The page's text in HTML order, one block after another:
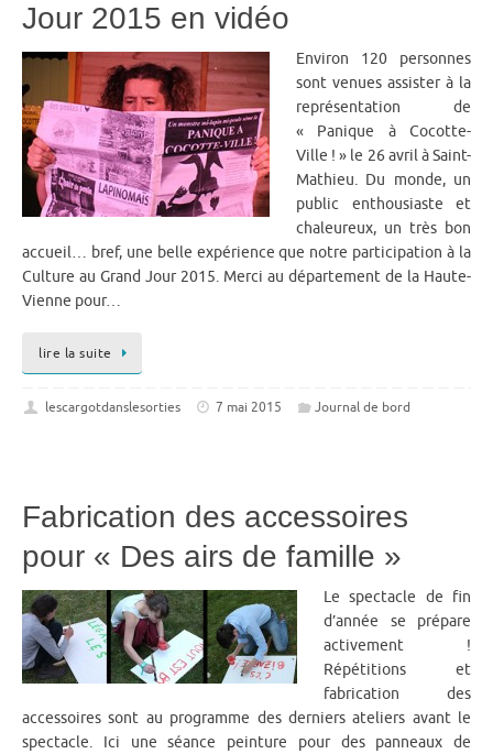
Jour 2015 en vidéo
Environ 120 personnes
sont venues assister à la
représentation de
« Panique à Cocotte-
Ville ! » le 26 avril à Saint-
Mathieu. Du monde, un
public enthousiaste et
chaleureux, un très bon
accueil… bref, une belle expérience que notre participation à la
Culture au Grand Jour 2015. Merci au département de la Haute-
Vienne pour…
lire la suite
lescargotdanslesorties 7 mai 2015 Journal de bord
Fabrication des accessoires
pour « Des airs de famille »
Le spectacle de fin
d’année se prépare
activement !
Répétitions et
fabrication des
accessoires sont au programme des derniers ateliers avant le
spectacle. Ici une séance peinture pour des panneaux de